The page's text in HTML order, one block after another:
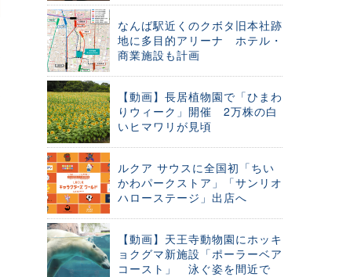
なんば駅近くのクボタ旧本社跡
地に多目的アリーナ ホテル・
商業施設も計画
【動画】長居植物園で「ひまわ
りウィーク」開催 2万株の白
いヒマワリが見頃
ルクア サウスに全国初「ちい
かわパークストア」「サンリオ
ハローステージ」出店へ
【動画】天王寺動物園にホッキ
ョクグマ新施設「ポーラーベア
コースト」 泳ぐ姿を間近で